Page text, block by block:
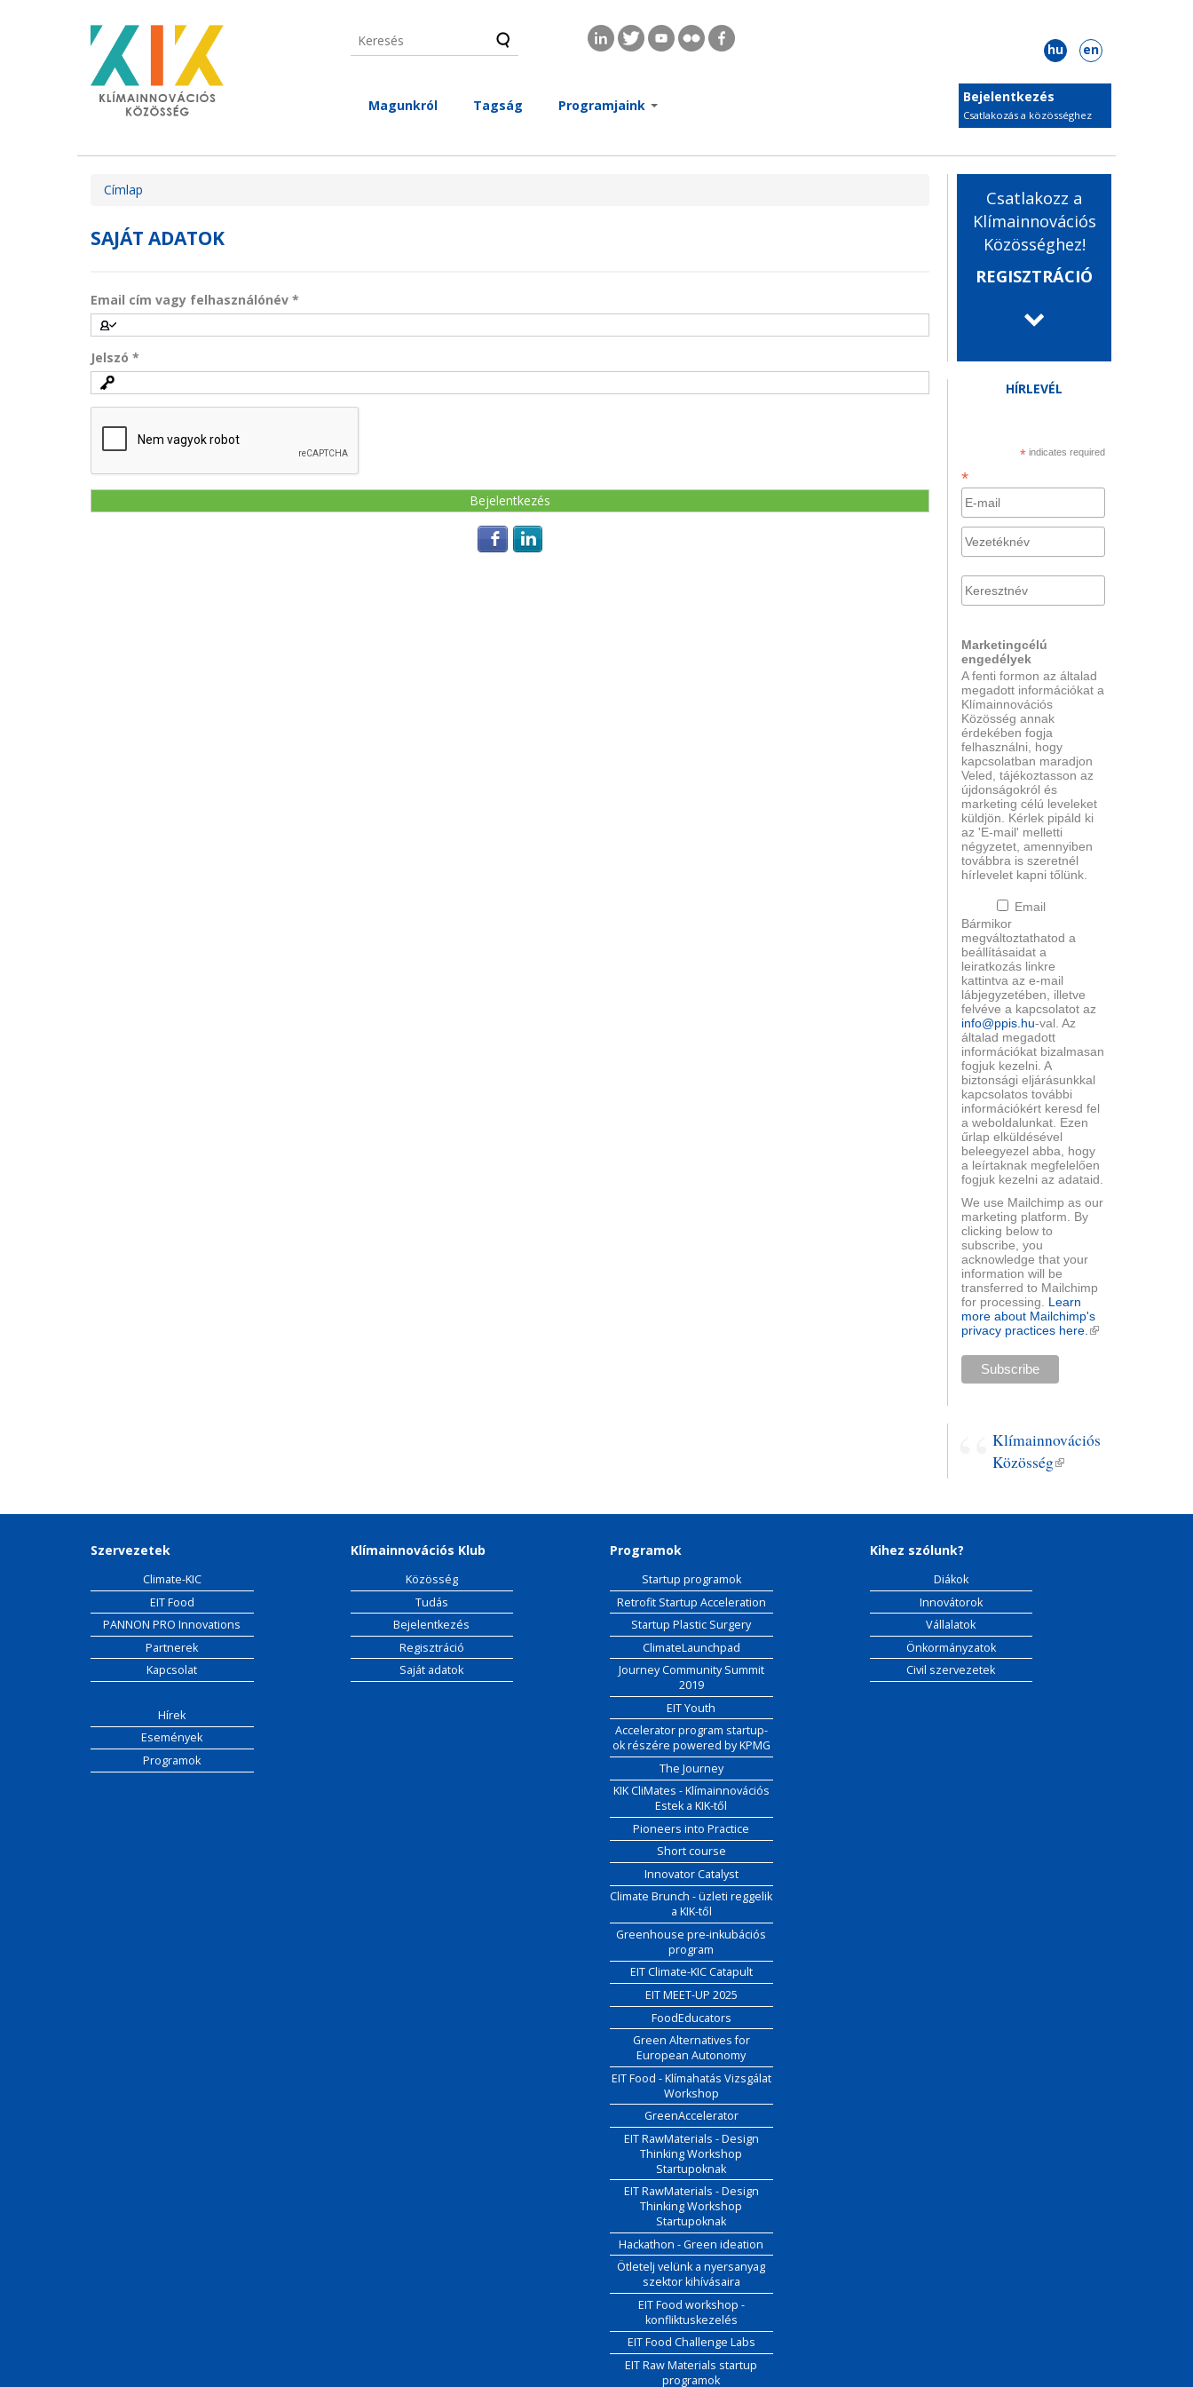
Ugrás a tartalomra Keresés űrlap
Keresés
hu
en
Magunkról Tagság Programjaink
Bejelentkezés
Csatlakozás a közösséghez
Jelenlegi hely
Címlap
SAJÁT ADATOK
Email cím vagy felhasználónév *
Jelszó *
Login with Facebook
Csatlakozz a
Klímainnovációs
Közösséghez!
REGISZTRÁCIÓ
HÍRLEVÉL
* indicates required
*
Marketingcélú
engedélyek
A fenti formon az általad
megadott információkat a
Klímainnovációs
Közösség annak
érdekében fogja
felhasználni, hogy
kapcsolatban maradjon
Veled, tájékoztasson az
újdonságokról és
marketing célú leveleket
küldjön. Kérlek pipáld ki
az 'E-mail' melletti
négyzetet, amennyiben
továbbra is szeretnél
hírlevelet kapni tőlünk.
Email
Bármikor
megváltoztathatod a
beállításaidat a
leiratkozás linkre
kattintva az e-mail
lábjegyzetében, illetve
felvéve a kapcsolatot az
info@ppis.hu-val. Az
általad megadott
információkat bizalmasan
fogjuk kezelni. A
biztonsági eljárásunkkal
kapcsolatos további
információkért keresd fel
a weboldalunkat. Ezen
űrlap elküldésével
beleegyezel abba, hogy
a leírtaknak megfelelően
fogjuk kezelni az adataid.
We use Mailchimp as our
marketing platform. By
clicking below to
subscribe, you
acknowledge that your
information will be
transferred to Mailchimp
for processing. Learn
more about Mailchimp's
privacy practices here. (külső
Klímainnovációs
Közösség(külső
Szervezetek
Climate-KIC
EIT Food
PANNON PRO Innovations
Partnerek
Kapcsolat
Hírek
Események
Programok
Klímainnovációs Klub
Közösség
Tudás
Bejelentkezés
Regisztráció
Saját adatok
Programok
Startup programok
Retrofit Startup Acceleration
Startup Plastic Surgery
ClimateLaunchpad
Journey Community Summit
2019
EIT Youth
Accelerator program startup-
ok részére powered by KPMG
The Journey
KIK CliMates - Klímainnovációs
Estek a KIK-től
Pioneers into Practice
Short course
Innovator Catalyst
Climate Brunch - üzleti reggelik
a KIK-től
Greenhouse pre-inkubációs
program
EIT Climate-KIC Catapult
EIT MEET-UP 2025
FoodEducators
Green Alternatives for
European Autonomy
EIT Food - Klímahatás Vizsgálat
Workshop
GreenAccelerator
EIT RawMaterials - Design
Thinking Workshop
Startupoknak
EIT RawMaterials - Design
Thinking Workshop
Startupoknak
Hackathon - Green ideation
Ötletelj velünk a nyersanyag
szektor kihívásaira
EIT Food workshop -
konfliktuskezelés
EIT Food Challenge Labs
EIT Raw Materials startup
programok
Kihez szólunk?
Diákok
Innovátorok
Vállalatok
Önkormányzatok
Civil szervezetek